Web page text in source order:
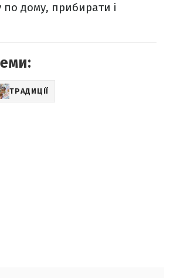
по дому, прибирати і
ТРАДИЦІЇ